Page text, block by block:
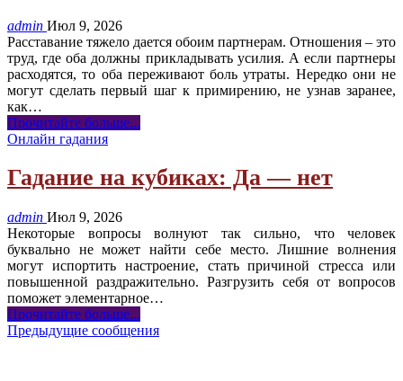
admin Июл 9, 2026
Расставание тяжело дается обоим партнерам. Отношения – это
труд, где оба должны прикладывать усилия. А если партнеры
расходятся, то оба переживают боль утраты. Нередко они не
могут сделать первый шаг к примирению, не узнав заранее,
как…
Прочитайте больше...
Онлайн гадания
Гадание на кубиках: Да — нет
admin Июл 9, 2026
Некоторые вопросы волнуют так сильно, что человек
буквально не может найти себе место. Лишние волнения
могут испортить настроение, стать причиной стресса или
повышенной раздражительно. Разгрузить себя от вопросов
поможет элементарное…
Прочитайте больше...
Предыдущие сообщения